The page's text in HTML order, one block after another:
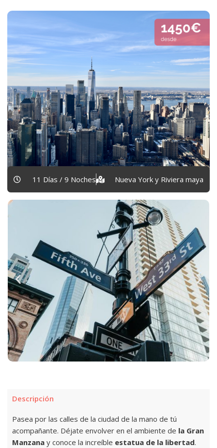
11 Días / 9 Noches Nueva York y Riviera maya
Descripción
Pasea por las calles de la ciudad de la mano de tú
acompañante. Déjate envolver en el ambiente de la Gran
Manzana y conoce la increíble estatua de la libertad.